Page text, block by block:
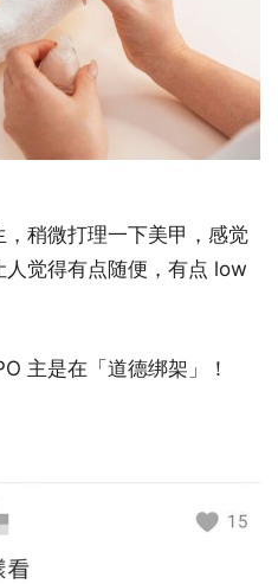
稍微打理一下美甲，感觉
觉得有点随便，有点 low
主是在「道德绑架」！